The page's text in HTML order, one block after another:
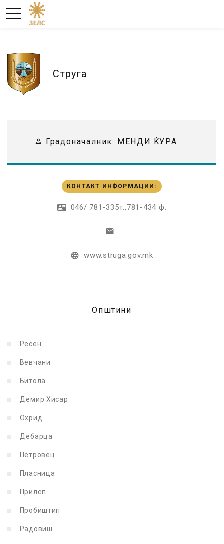
Струга
Градоначалник: МЕНДИ ЌУРА
КОНТАКТ ИНФОРМАЦИИ :
046/ 781-335т.,781-434 ф.
www.struga.gov.mk
Општини
Ресен
Вевчани
Битола
Демир Хисар
Охрид
Дебарца
Петровец
Пласница
Прилеп
Пробиштип
Радовиш